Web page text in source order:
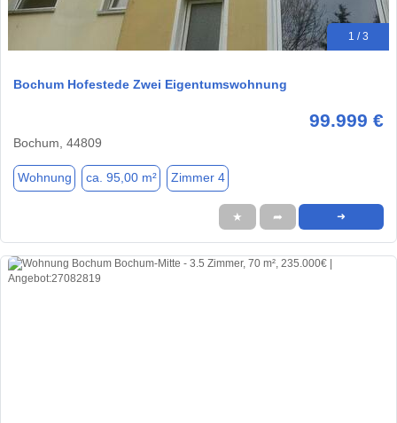
1 / 3
Bochum Hofestede Zwei Eigentumswohnung
99.999 €
Bochum, 44809
Wohnung ca. 95,00 m² Zimmer 4
★ ➦ ➜